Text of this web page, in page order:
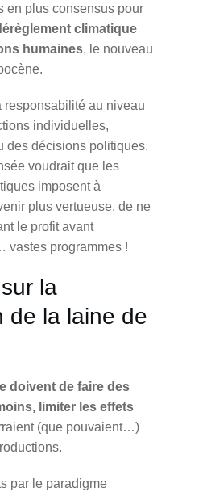
en plus consensus pour
climatique
humaines, le nouveau
responsabilité au niveau
individuelles,
des décisions politiques.
voudrait que les
imposent à
plus vertueuse, de ne
le profit avant
vastes programmes !
la
de la laine de
doivent de faire des
limiter les effets
(que pouvaient…)
par le paradigme